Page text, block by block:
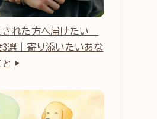
された方へ届けたい
選｜寄り添いたいあな